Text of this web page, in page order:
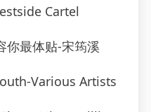
Cartel
你最体贴-宋筠溪
Various Artists